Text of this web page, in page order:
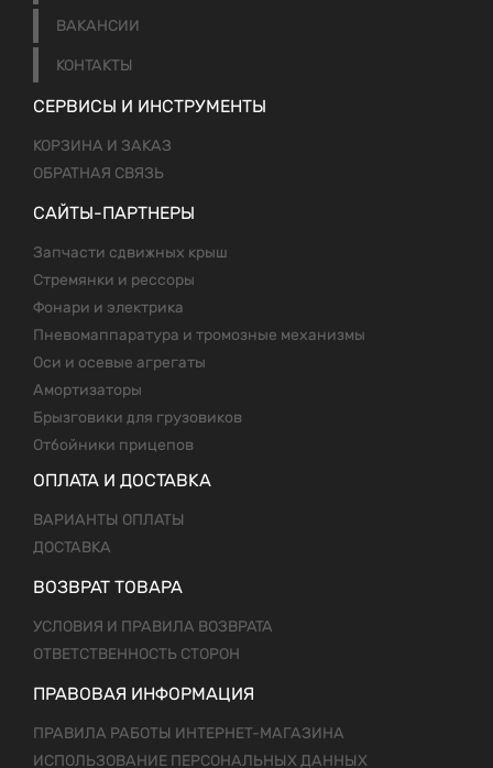
ВАКАНСИИ
КОНТАКТЫ
СЕРВИСЫ И ИНСТРУМЕНТЫ
КОРЗИНА И ЗАКАЗ
ОБРАТНАЯ СВЯЗЬ
САЙТЫ-ПАРТНЕРЫ
Запчасти сдвижных крыш
Стремянки и рессоры
Фонари и электрика
Пневомаппаратура и тромозные механизмы
Оси и осевые агрегаты
Амортизаторы
Брызговики для грузовиков
Отбойники прицепов
ОПЛАТА И ДОСТАВКА
ВАРИАНТЫ ОПЛАТЫ
ДОСТАВКА
ВОЗВРАТ ТОВАРА
УСЛОВИЯ И ПРАВИЛА ВОЗВРАТА
ОТВЕТСТВЕННОСТЬ СТОРОН
ПРАВОВАЯ ИНФОРМАЦИЯ
ПРАВИЛА РАБОТЫ ИНТЕРНЕТ-МАГАЗИНА
ИСПОЛЬЗОВАНИЕ ПЕРСОНАЛЬНЫХ ДАННЫХ